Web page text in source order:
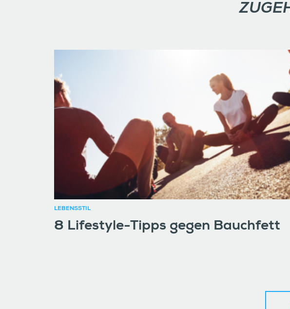
LEBENSSTIL
8 Lifestyle-Tipps gegen Bauchfett